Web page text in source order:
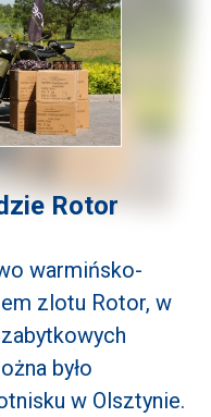
Rotor
warmińsko-
zlotu Rotor, w
było
w Olsztynie.